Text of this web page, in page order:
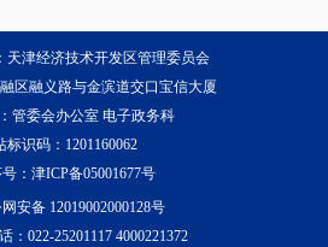
天津经济技术开发区管理委员会
区融义路与金滨道交口宝信大厦
管委会办公室 电子政务科
标识码：1201160062
号：津ICP备05001677号
安备 12019002000128号
：022-25201117 4000221372